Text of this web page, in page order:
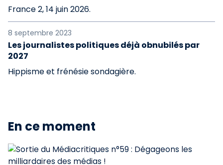
France 2, 14 juin 2026.
8 septembre 2023
Les journalistes politiques déjà obnubilés par
2027
Hippisme et frénésie sondagière.
En ce moment